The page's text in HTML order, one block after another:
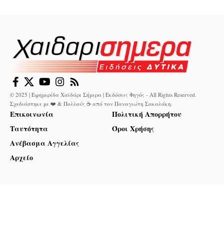
© 2025 | Εφημερίδα Χαϊδάρι Σήμερα | Εκδόσεις Φηγός - All Rights Reserved.
Σχεδιάστηκε με ❤️ & Πολλούς ☕ από τον Παναγιώτη Σακαλάκη
Επικοινωνία
Ταυτότητα
Ανέβασμα Αγγελίας
Αρχείο
Πολιτική Απορρήτου
Όροι Χρήσης